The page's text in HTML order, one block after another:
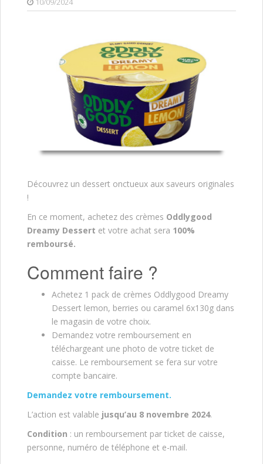
Découvrez un dessert onctueux aux saveurs originales
!
En ce moment, achetez des crèmes Oddlygood
Dreamy Dessert et votre achat sera 100%
remboursé.
Comment faire ?
Achetez 1 pack de crèmes Oddlygood Dreamy
Dessert lemon, berries ou caramel 6x130g dans
le magasin de votre choix.
Demandez votre remboursement en
téléchargeant une photo de votre ticket de
caisse. Le remboursement se fera sur votre
compte bancaire.
Demandez votre remboursement.
L’action est valable jusqu’au 8 novembre 2024.
Condition : un remboursement par ticket de caisse,
personne, numéro de téléphone et e-mail.